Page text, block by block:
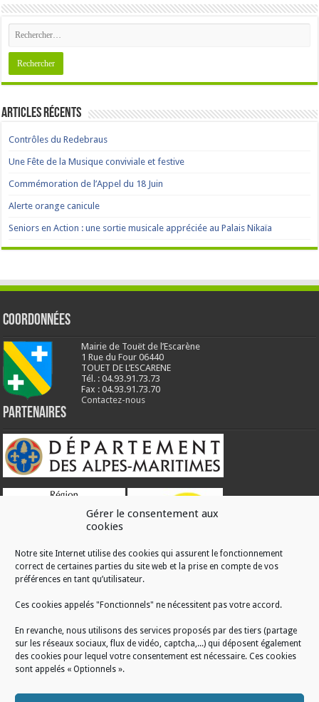
Gérer le consentement aux
cookies
Notre site Internet utilise des cookies qui assurent le fonctionnement
correct de certaines parties du site web et la prise en compte de vos
préférences en tant qu’utilisateur.
Ces cookies appelés "Fonctionnels" ne nécessitent pas votre accord.
En revanche, nous utilisons des services proposés par des tiers (partage
sur les réseaux sociaux, flux de vidéo, captcha,...) qui déposent également
des cookies pour lequel votre consentement est nécessaire. Ces cookies
sont appelés « Optionnels ».
Articles récents
Contrôles du Redebraus
Une Fête de la Musique conviviale et festive
Commémoration de l’Appel du 18 Juin
Alerte orange canicule
Seniors en Action : une sortie musicale appréciée au Palais Nikaïa
Coordonnées
Mairie de Touët de l’Escarène
1 Rue du Four 06440
TOUET DE L’ESCARENE
Tél. : 04.93.91.73.73
Fax : 04.93.91.73.70
Contactez-nous
Partenaires
RÉALISATION